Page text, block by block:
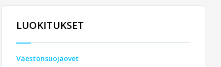
LUOKITUKSET
Väestönsuojaovet